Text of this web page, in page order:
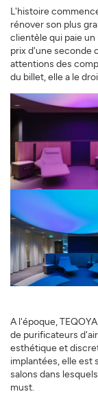
L'histoire
rénover son plus
clientèle qui paie
prix d'une seconde
attentions des
du billet, elle a le
A l'époque,
de purificateurs
esthétique et
implantées, elle est
salons dans
must.